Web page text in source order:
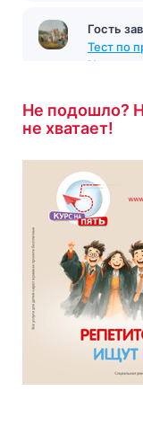
Гость
Тест по
Некрасов
Не подошло?
не хватает!